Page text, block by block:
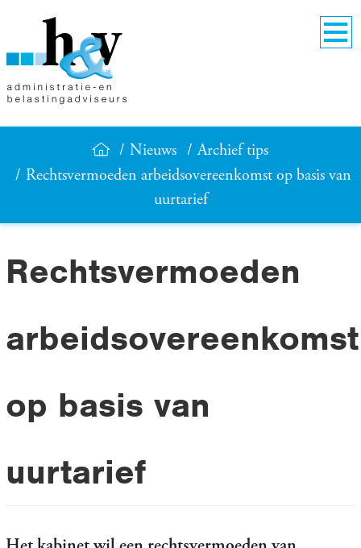
Nieuws
Archief tips
Rechtsvermoeden arbeidsovereenkomst op basis van
uurtarief
Rechtsvermoeden
arbeidsovereenkomst
op basis van
uurtarief